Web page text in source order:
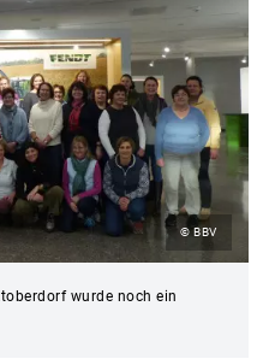
© BBV
wurde noch ein